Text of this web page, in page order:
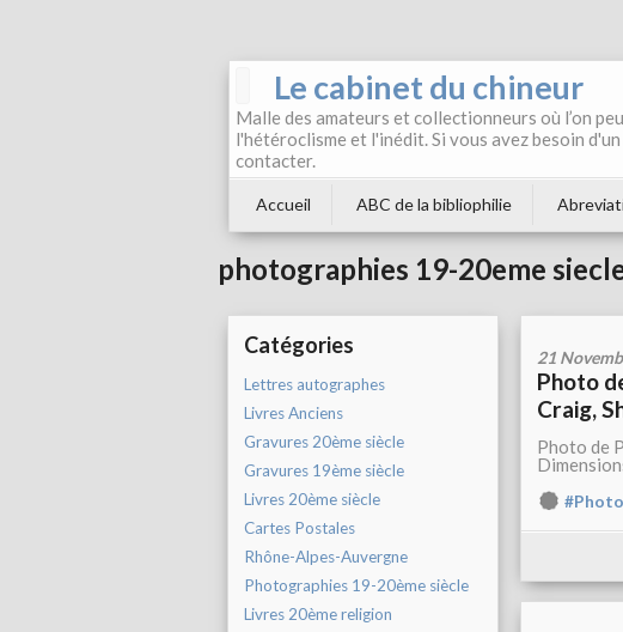
Le cabinet du chineur
Malle des amateurs et collectionneurs où l’on
l'hétéroclisme et l'inédit. Si vous avez besoin
contacter.
Accueil ABC de la bibliophilie
photographies 19-20eme
Catégories
Lettres autographes
Livres Anciens
Gravures 20ème siècle
Gravures 19ème siècle
Livres 20ème siècle
Cartes Postales
Rhône-Alpes-Auvergne
Photographies 19-20ème siècle
Livres 20ème religion
21
Photo
Craig,
Photo de